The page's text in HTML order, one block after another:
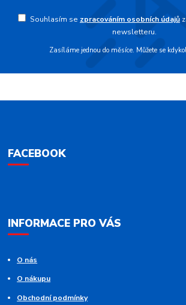
Souhlasím se zpracováním osobních údajů
newsletteru.
Zasíláme jednou do měsíce. Můžete se
FACEBOOK
INFORMACE PRO VÁS
O nás
O nákupu
Obchodní podmínky